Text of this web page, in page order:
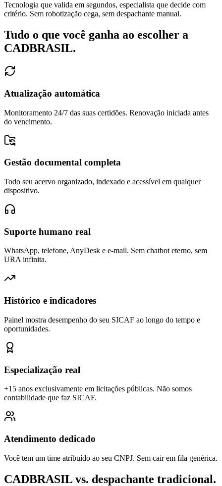
Tecnologia que valida em segundos, especialista que decide com
critério. Sem robotização cega, sem despachante manual.
Tudo o que você ganha ao escolher a
CADBRASIL.
Atualização automática
Monitoramento 24/7 das suas certidões. Renovação iniciada antes
do vencimento.
Gestão documental completa
Todo seu acervo organizado, indexado e acessível em qualquer
dispositivo.
Suporte humano real
WhatsApp, telefone, AnyDesk e e-mail. Sem chatbot eterno, sem
URA infinita.
Histórico e indicadores
Painel mostra desempenho do seu SICAF ao longo do tempo e
oportunidades.
Especialização real
+15 anos exclusivamente em licitações públicas. Não somos
contabilidade que faz SICAF.
Atendimento dedicado
Você tem um time atribuído ao seu CNPJ. Sem cair em fila genérica.
CADBRASIL vs. despachante tradicional.